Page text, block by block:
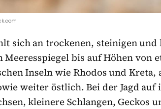
sich an trockenen, steinigen und
bis auf Höhen von
Inseln wie Rhodos und Kreta,
weiter östlich. Bei der Jagd auf
kleinere Schlangen, Geckos